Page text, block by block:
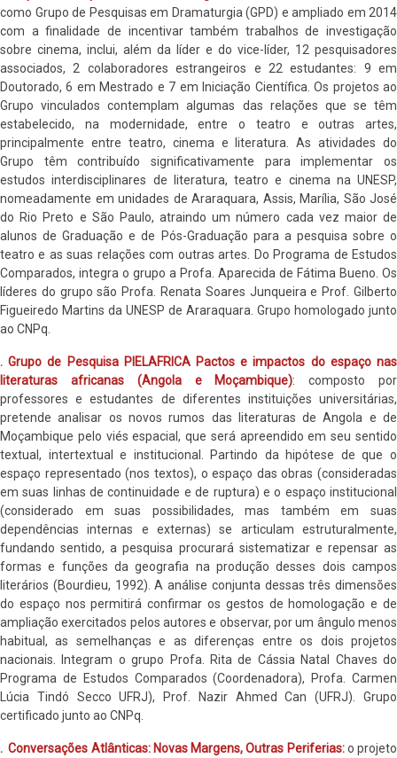
como Grupo de Pesquisas em Dramaturgia (GPD) e ampliado em 2014
com a finalidade de incentivar também trabalhos de investigação
sobre cinema, inclui, além da líder e do vice-líder, 12 pesquisadores
associados, 2 colaboradores estrangeiros e 22 estudantes: 9 em
Doutorado, 6 em Mestrado e 7 em Iniciação Científica. Os projetos ao
Grupo vinculados contemplam algumas das relações que se têm
estabelecido, na modernidade, entre o teatro e outras artes,
principalmente entre teatro, cinema e literatura. As atividades do
Grupo têm contribuído significativamente para implementar os
estudos interdisciplinares de literatura, teatro e cinema na UNESP,
nomeadamente em unidades de Araraquara, Assis, Marília, São José
do Rio Preto e São Paulo, atraindo um número cada vez maior de
alunos de Graduação e de Pós-Graduação para a pesquisa sobre o
teatro e as suas relações com outras artes. Do Programa de Estudos
Comparados, integra o grupo a Profa. Aparecida de Fátima Bueno. Os
líderes do grupo são Profa. Renata Soares Junqueira e Prof. Gilberto
Figueiredo Martins da UNESP de Araraquara. Grupo homologado junto
ao CNPq.
. Grupo de Pesquisa PIELAFRICA Pactos e impactos do espaço nas
literaturas africanas (Angola e Moçambique): composto por
professores e estudantes de diferentes instituições universitárias,
pretende analisar os novos rumos das literaturas de Angola e de
Moçambique pelo viés espacial, que será apreendido em seu sentido
textual, intertextual e institucional. Partindo da hipótese de que o
espaço representado (nos textos), o espaço das obras (consideradas
em suas linhas de continuidade e de ruptura) e o espaço institucional
(considerado em suas possibilidades, mas também em suas
dependências internas e externas) se articulam estruturalmente,
fundando sentido, a pesquisa procurará sistematizar e repensar as
formas e funções da geografia na produção desses dois campos
literários (Bourdieu, 1992). A análise conjunta dessas três dimensões
do espaço nos permitirá confirmar os gestos de homologação e de
ampliação exercitados pelos autores e observar, por um ângulo menos
habitual, as semelhanças e as diferenças entre os dois projetos
nacionais. Integram o grupo Profa. Rita de Cássia Natal Chaves do
Programa de Estudos Comparados (Coordenadora), Profa. Carmen
Lúcia Tindó Secco UFRJ), Prof. Nazir Ahmed Can (UFRJ). Grupo
certificado junto ao CNPq.
. Conversações Atlânticas: Novas Margens, Outras Periferias:o projeto